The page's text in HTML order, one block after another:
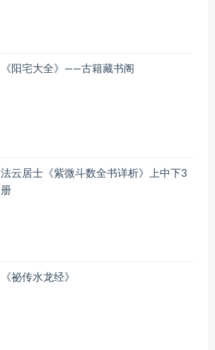
《阳宅大全》——古籍藏书阁
法云居士《紫微斗数全书详析》上中下3
册
《祕传水龙经》